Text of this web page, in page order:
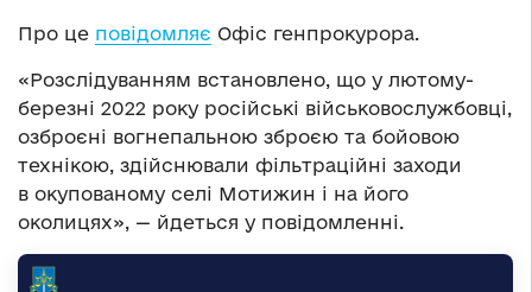
Про це повідомляє Офіс генпрокурора.
«Розслідуванням встановлено, що у лютому-
березні 2022 року російські військовослужбовці,
озброєні вогнепальною зброєю та бойовою
технікою, здійснювали фільтраційні заходи
в окупованому селі Мотижин і на його
околицях», — йдеться у повідомленні.